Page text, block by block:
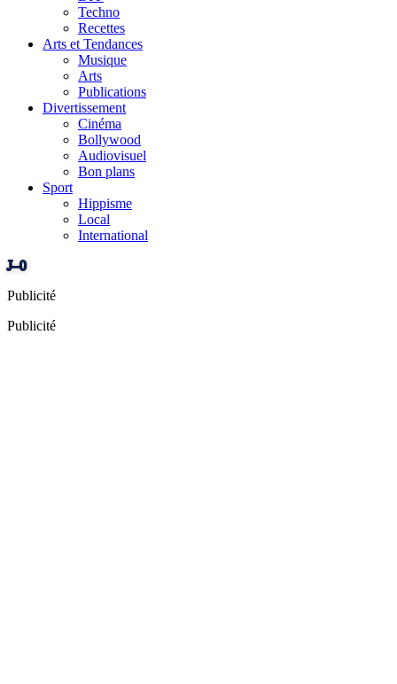
Techno
Recettes
Arts et Tendances
Musique
Arts
Publications
Divertissement
Cinéma
Bollywood
Audiovisuel
Bon plans
Sport
Hippisme
Local
International
J–0
Publicité
Publicité